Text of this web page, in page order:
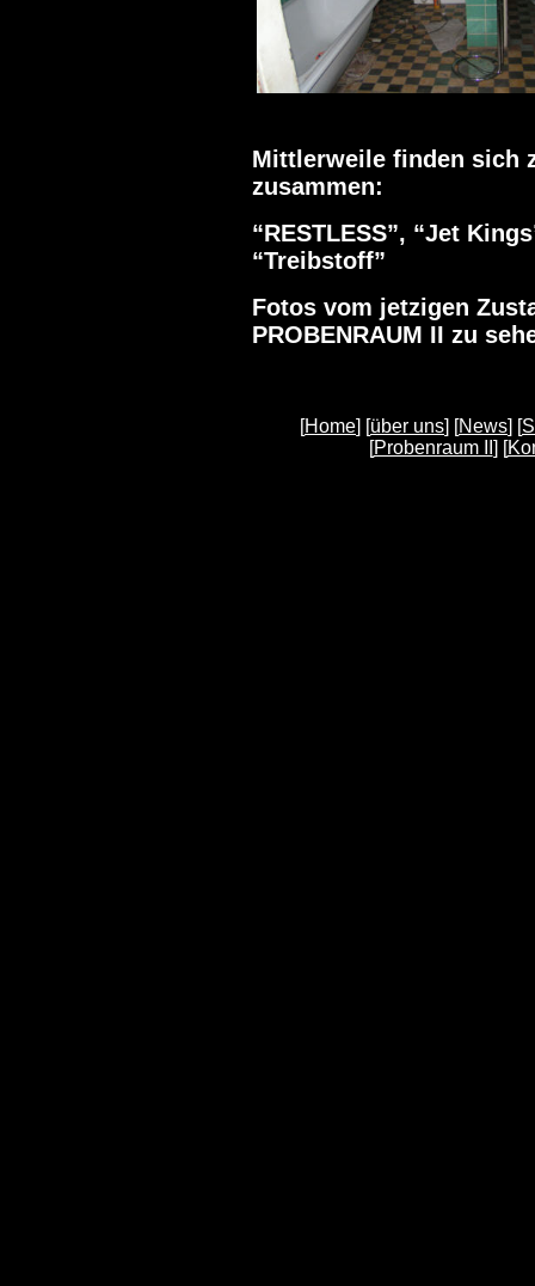
Mittlerweile finden sich
zusammen:
“RESTLESS”, “Jet
“Treibstoff”
Fotos vom jetzigen
PROBENRAUM II zu
[Home] [über uns] [News] [
[Probenraum II ] [